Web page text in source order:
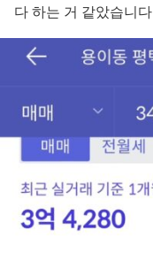
다 하는 거 같았습니다